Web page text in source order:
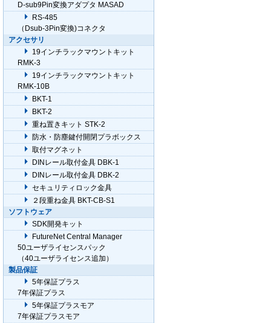
D-sub9Pin変換アダプタ MASAD
RS-485
（Dsub-3Pin変換)コネクタ
アクセサリ
19インチラックマウントキット
RMK-3
19インチラックマウントキット
RMK-10B
BKT-1
BKT-2
重ね置きキット STK-2
防水・防塵鍵付開閉プラボックス
取付マグネット
DINレール取付金具 DBK-1
DINレール取付金具 DBK-2
セキュリティロック金具
２段重ね金具 BKT-CB-S1
ソフトウェア
SDK開発キット
FutureNet Central Manager
50ユーザライセンスパック
（40ユーザライセンス追加）
製品保証
5年保証プラス
7年保証プラス
5年保証プラスモア
7年保証プラスモア